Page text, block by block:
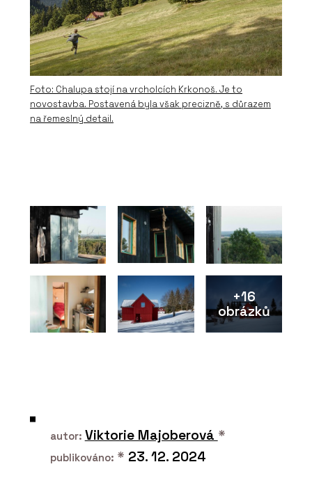
Foto: Chalupa stojí na vrcholcích Krkonoš. Je to
novostavba. Postavená byla však precizně, s důrazem
na řemeslný detail.
+16
obrázků
autor: Viktorie Majoberová *
publikováno: * 23. 12. 2024